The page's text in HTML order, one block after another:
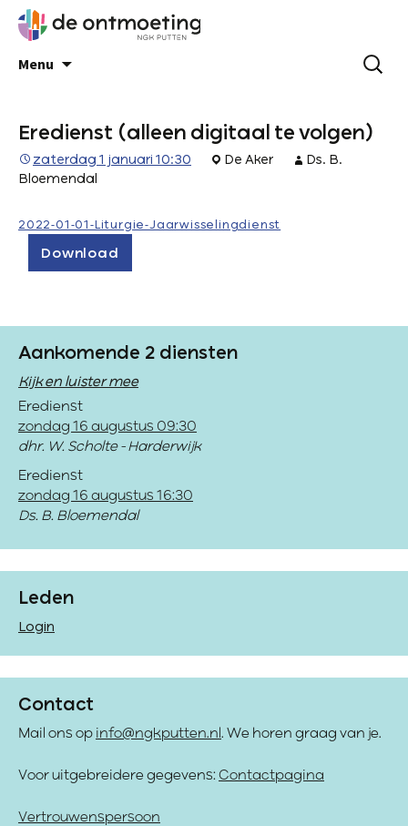
Menu
Eredienst (alleen digitaal te volgen)
zaterdag 1 januari 10:30 De Aker
Ds. B.
Bloemendal
2022-01-01-Liturgie-Jaarwisselingdienst
Download
Aankomende 2 diensten
Kijk en luister mee
Eredienst
zondag 16 augustus 09:30
dhr. W. Scholte - Harderwijk
Eredienst
zondag 16 augustus 16:30
Ds. B. Bloemendal
Leden
Login
Contact
Mail ons op info@ngkputten.nl . We horen graag van je.
Voor uitgebreidere gegevens: Contactpagina
Vertrouwenspersoon